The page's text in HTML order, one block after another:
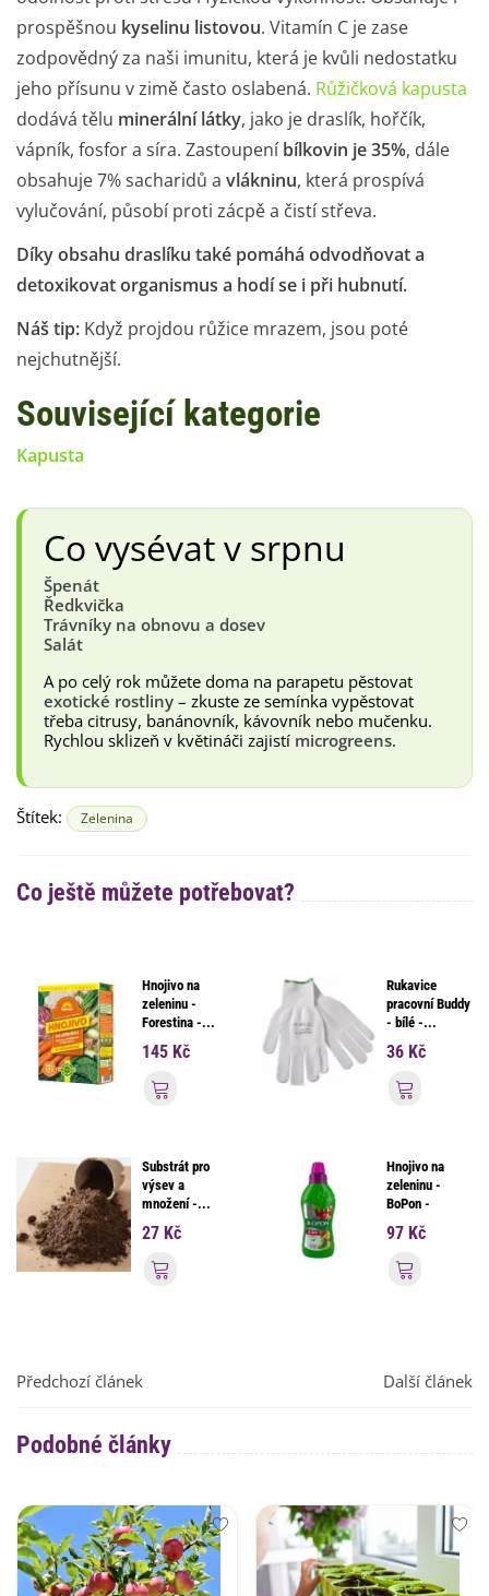
prospěšnou kyselinu listovou. Vitamín C je zase
zodpovědný za naši imunitu, která je kvůli nedostatku
jeho přísunu v zimě často oslabená. Růžičková kapusta
dodává tělu minerální látky, jako je draslík, hořčík,
vápník, fosfor a síra. Zastoupení bílkovin je 3­5%, dále
obsahuje 7% sacharidů a vlákninu, která prospívá
vylučování, působí proti zácpě a čistí střeva.
Díky obsahu draslíku také pomáhá odvodňovat a
detoxikovat organismus a hodí se i při hubnutí.
Náš tip: Když projdou růžice mrazem, jsou poté
nejchutnější.
Související kategorie
Kapusta
Co vysévat v srpnu
Špenát
Ředkvička
Trávníky na obnovu a dosev
Salát
A po celý rok můžete doma na parapetu pěstovat
exotické rostliny – zkuste ze semínka vypěstovat
třeba citrusy, banánovník, kávovník nebo mučenku.
Rychlou sklizeň v květináči zajistí microgreens.
Štítek: Zelenina
Co ještě můžete potřebovat?
Hnojivo na
zeleninu -
Forestina -...
145 Kč
Přidat do košíku
Rukavice
pracovní Buddy
- bílé -...
36 Kč
Substrát pro
výsev a
množení -...
27 Kč
Hnojivo na
zeleninu -
BoPon -
tekuté...
97 Kč
Předchozí článek Další článek
Podobné články